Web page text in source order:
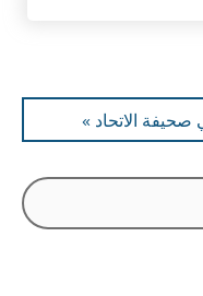
صحيفة الاتحاد »